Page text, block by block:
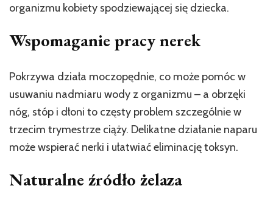
organizmu kobiety spodziewającej się dziecka.
Wspomaganie pracy nerek
Pokrzywa działa moczopędnie, co może pomóc w
usuwaniu nadmiaru wody z organizmu – a obrzęki
nóg, stóp i dłoni to częsty problem szczególnie w
trzecim trymestrze ciąży. Delikatne działanie naparu
może wspierać nerki i ułatwiać eliminację toksyn.
Naturalne źródło żelaza